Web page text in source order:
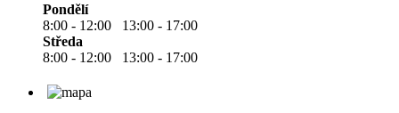
Pondělí
8:00 - 12:00 13:00 - 17:00
Středa
8:00 - 12:00 13:00 - 17:00